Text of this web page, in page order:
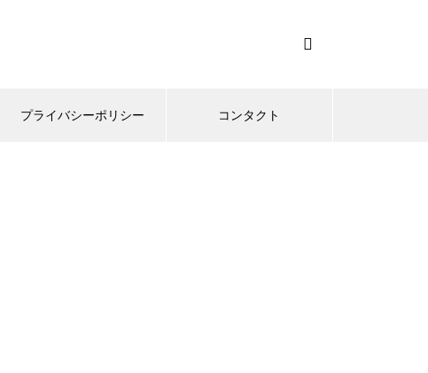
プライバシーポリシー コンタクト